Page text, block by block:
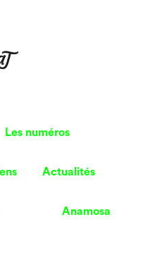
Les numéros
Actualités
Anamosa